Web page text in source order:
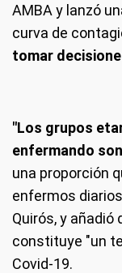
AMBA y lanzó
curva de
tomar
"Los grupos
enfermando
una proporción
enfermos
Quirós, y añadió
constituye "un
Covid-19.